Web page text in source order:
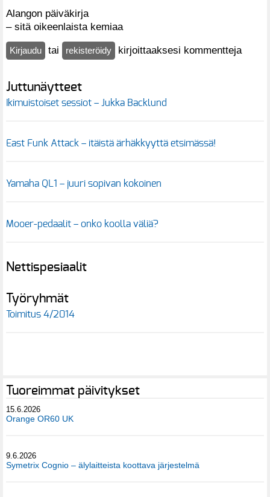
Alangon päiväkirja
– sitä oikeenlaista kemiaa
Kirjaudu tai rekisteröidy kirjoittaaksesi kommentteja
Juttunäytteet
Ikimuistoiset sessiot – Jukka Backlund
East Funk Attack – itäistä ärhäkkyyttä etsimässä!
Yamaha QL1 – juuri sopivan kokoinen
Mooer-pedaalit – onko koolla väliä?
Nettispesiaalit
Työryhmät
Toimitus 4/2014
Tuoreimmat päivitykset
15.6.2026
Orange OR60 UK
9.6.2026
Symetrix Cognio – älylaitteista koottava järjestelmä